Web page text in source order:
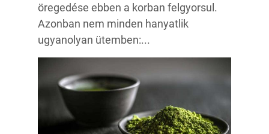
öregedése ebben a korban felgyorsul.
Azonban nem minden hanyatlik
ugyanolyan ütemben:...